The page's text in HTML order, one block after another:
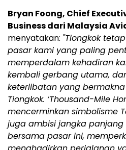
Bryan Foong, Chief
Business dari Malaysia
menyatakan: "Tiongkok
pasar kami yang paling
memperdalam kehadiran
kembali gerbang utama,
keterlibatan yang
Tiongkok. ‘Thousand-Mile
mencerminkan simbolisme
juga ambisi jangka
bersama pasar ini,